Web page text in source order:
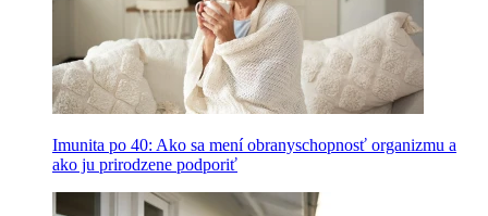
Imunita po 40: Ako sa mení obranyschopnosť organizmu a
ako ju prirodzene podporiť